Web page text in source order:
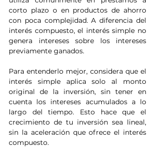
corto plazo o en productos de ahorro
con poca complejidad. A diferencia del
interés compuesto, el interés simple no
genera intereses sobre los intereses
previamente ganados.
Para entenderlo mejor, considera que el
interés simple aplica solo al monto
original de la inversión, sin tener en
cuenta los intereses acumulados a lo
largo del tiempo. Esto hace que el
crecimiento de tu inversión sea lineal,
sin la aceleración que ofrece el interés
compuesto.